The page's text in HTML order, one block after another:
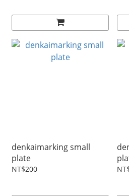
denkaimarking small
plate
NT$200